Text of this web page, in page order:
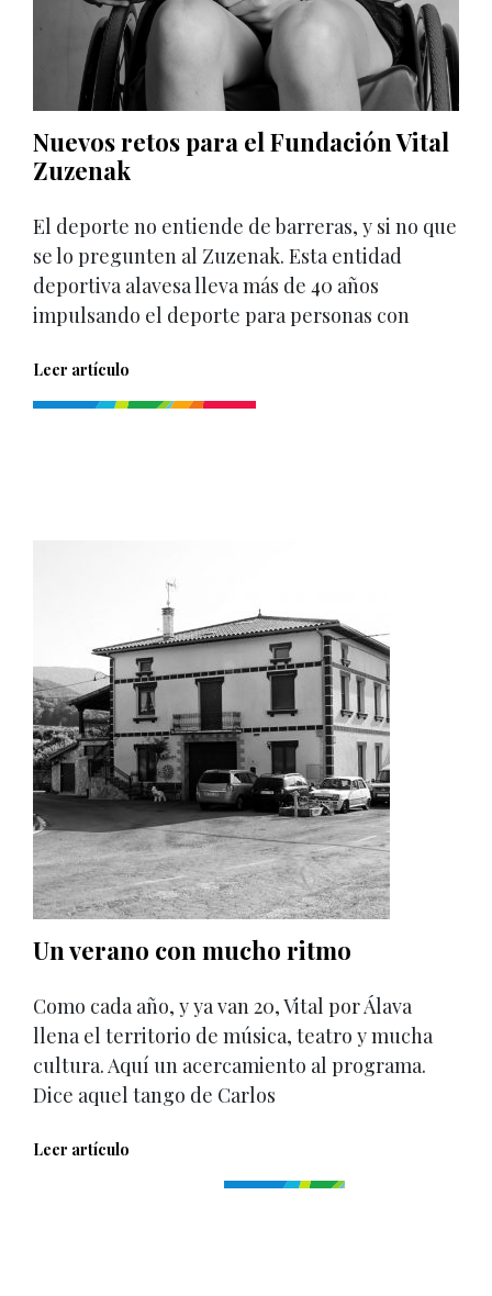
Nuevos retos para el Fundación Vital
Zuzenak
El deporte no entiende de barreras, y si no que
se lo pregunten al Zuzenak. Esta entidad
deportiva alavesa lleva más de 40 años
impulsando el deporte para personas con
Leer artículo
Un verano con mucho ritmo
Como cada año, y ya van 20, Vital por Álava
llena el territorio de música, teatro y mucha
cultura. Aquí un acercamiento al programa.
Dice aquel tango de Carlos
Leer artículo